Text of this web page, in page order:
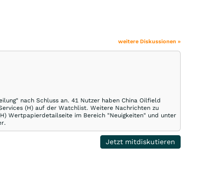
weitere Diskussionen »
nach Schluss an. 41 Nutzer haben China Oilfield
(H) auf der Watchlist. Weitere Nachrichten zu
Wertpapierdetailseite im Bereich "Neuigkeiten" und unter
Jetzt mitdiskutieren